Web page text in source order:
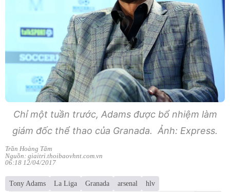
Chỉ một tuần trước, Adams được bổ nhiệm làm
giám đốc thể thao của Granada. Ảnh: Express.
Trần Hoàng Tâm
Nguồn: giaitri.thoibaovhnt.com.vn
06:18 12/04/2017
Tony Adams La Liga Granada arsenal hlv